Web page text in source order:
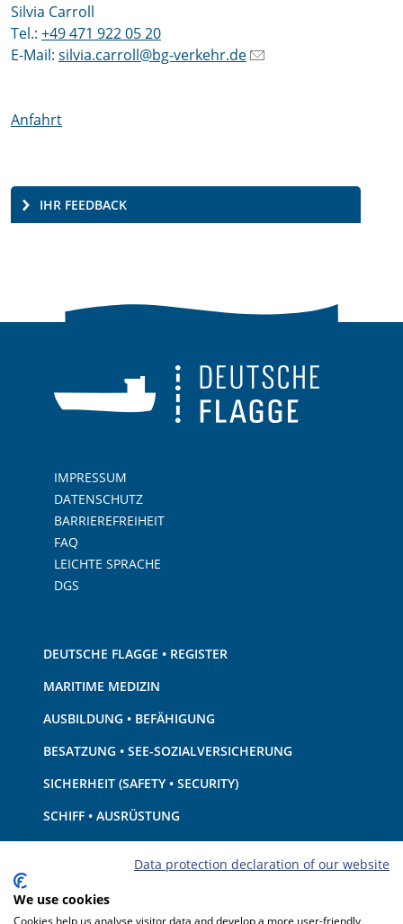
Silvia Carroll
Tel.: +49 471 922 05 20
E-Mail: silvia.carroll@bg-verkehr.de
Anfahrt
IHR FEEDBACK
IMPRESSUM
DATENSCHUTZ
BARRIEREFREIHEIT
FAQ
LEICHTE SPRACHE
DGS
DEUTSCHE FLAGGE • REGISTER
MARITIME MEDIZIN
AUSBILDUNG • BEFÄHIGUNG
BESATZUNG • SEE-SOZIALVERSICHERUNG
SICHERHEIT (SAFETY • SECURITY)
SCHIFF • AUSRÜSTUNG
HAFENSTAATKONTROLLE
Data protection declaration of our website
We use cookies
Cookies help us analyse visitor data and develop a more user-friendly